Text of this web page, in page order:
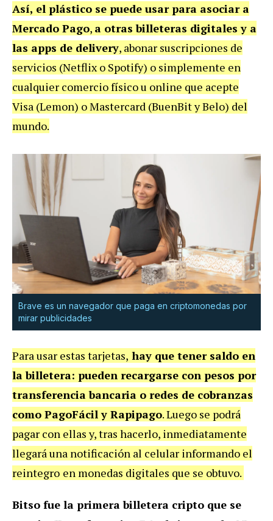
Así, el plástico se puede usar para asociar a
Mercado Pago, a otras billeteras digitales y a
las apps de delivery, abonar suscripciones de
servicios (Netflix o Spotify) o simplemente en
cualquier comercio físico u online que acepte
Visa (Lemon) o Mastercard (BuenBit y Belo) del
mundo.
Brave es un navegador que paga en criptomonedas por
mirar publicidades
Para usar estas tarjetas, hay que tener saldo en
la billetera: pueden recargarse con pesos por
transferencia bancaria o redes de cobranzas
como PagoFácil y Rapipago. Luego se podrá
pagar con ellas y, tras hacerlo, inmediatamente
llegará una notificación al celular informando el
reintegro en monedas digitales que se obtuvo.
Bitso fue la primera billetera cripto que se